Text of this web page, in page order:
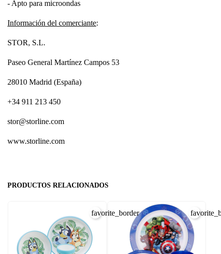
- Apto para microondas
Información del comerciante:
STOR, S.L.
Paseo General Martínez Campos 53
28010 Madrid (España)
+34 911 213 450
stor@storline.com
www.storline.com
PRODUCTOS RELACIONADOS
favorite_border